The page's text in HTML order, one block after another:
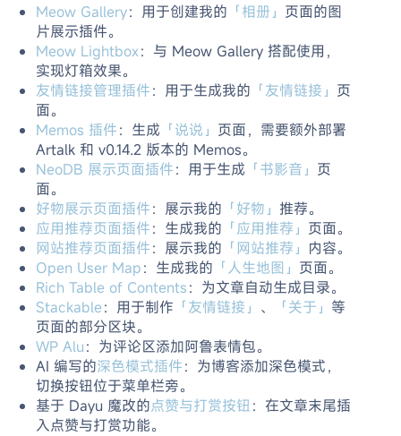
Meow Gallery：用于创建我的 「相册」 页面的图
片展示插件。
Meow Lightbox：与 Meow Gallery 搭配使用，
实现灯箱效果。
友情链接管理插件：用于生成我的 「友情链接」 页
面。
Memos 插件：生成 「说说」 页面，需要额外部署
Artalk 和 v0.14.2 版本的 Memos。
NeoDB 展示页面插件：用于生成 「书影音」 页
面。
好物展示页面插件：展示我的 「好物」 推荐。
应用推荐页面插件：生成我的 「应用推荐」 页面。
网站推荐页面插件：展示我的 「网站推荐」 内容。
Open User Map：生成我的 「人生地图」 页面。
Rich Table of Contents：为文章自动生成目录。
Stackable：用于制作 「友情链接」 、 「关于」 等
页面的部分区块。
WP Alu：为评论区添加阿鲁表情包。
AI 编写的深色模式插件：为博客添加深色模式，
切换按钮位于菜单栏旁。
基于 Dayu 魔改的点赞与打赏按钮：在文章末尾插
入点赞与打赏功能。